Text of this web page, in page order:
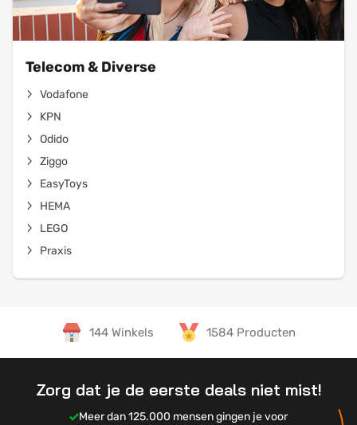
Telecom & Diverse
Vodafone
KPN
Odido
Ziggo
EasyToys
HEMA
LEGO
Praxis
144 Winkels 1584 Producten
Zorg dat je de eerste deals niet mist!
Meer dan 125.000 mensen gingen je voor